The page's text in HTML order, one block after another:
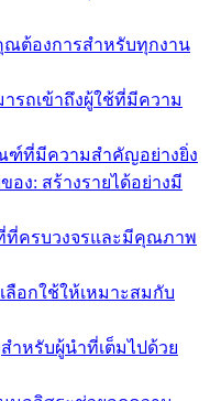
ณต้องการสำหรับทุกงาน
ารถเข้าถึงผู้ใช้ที่มีความ
ฑ์ที่มีความสำคัญอย่างยิ่ง
อง: สร้างรายได้อย่างมี
ที่ครบวงจรและมีคุณภาพ
ลือกใช้ให้เหมาะสมกับ
ำหรับผู้นำที่เต็มไปด้วย